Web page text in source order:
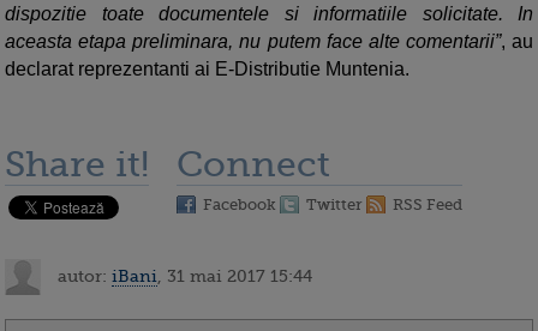
dispozitie toate documentele si informatiile solicitate. In
aceasta etapa preliminara, nu putem face alte comentarii”, au
declarat reprezentanti ai E-Distributie Muntenia.
Share it! Connect
Facebook Twitter RSS Feed
autor: iBani , 31 mai 2017 15:44